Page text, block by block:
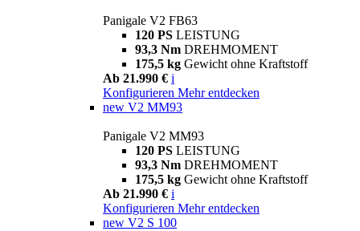
Panigale V2 FB63
120 PS LEISTUNG
93,3 Nm DREHMOMENT
175,5 kg Gewicht ohne Kraftstoff
Ab 21.990 € i
Konfigurieren Mehr entdecken
new V2 MM93
Panigale V2 MM93
120 PS LEISTUNG
93,3 Nm DREHMOMENT
175,5 kg Gewicht ohne Kraftstoff
Ab 21.990 € i
Konfigurieren Mehr entdecken
new V2 S 100